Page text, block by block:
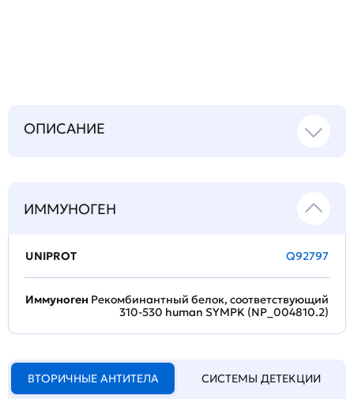
ОПИСАНИЕ
ИММУНОГЕН
UNIPROT Q92797
Иммуноген Рекомбинантный белок, соответствующий
310-530 human SYMPK (NP_004810.2)
ВТОРИЧНЫЕ АНТИТЕЛА СИСТЕМЫ ДЕТЕКЦИИ